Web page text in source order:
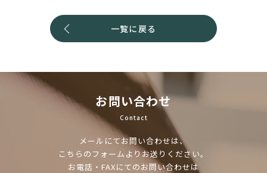
一覧に戻る
お問い合わせ
Contact
メールにてお問い合わせは、
こちらのフォームよりお送りください。
お電話・FAXにてのお問い合わせは